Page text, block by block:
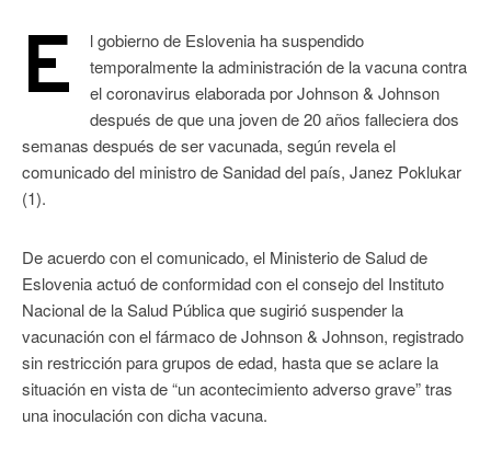
E
l gobierno de Eslovenia ha suspendido
temporalmente la administración de la vacuna contra
el coronavirus elaborada por Johnson & Johnson
después de que una joven de 20 años falleciera dos
semanas después de ser vacunada, según revela el
comunicado del ministro de Sanidad del país, Janez Poklukar
(1).
De acuerdo con el comunicado, el Ministerio de Salud de
Eslovenia actuó de conformidad con el consejo del Instituto
Nacional de la Salud Pública que sugirió suspender la
vacunación con el fármaco de Johnson & Johnson, registrado
sin restricción para grupos de edad, hasta que se aclare la
situación en vista de “un acontecimiento adverso grave” tras
una inoculación con dicha vacuna.